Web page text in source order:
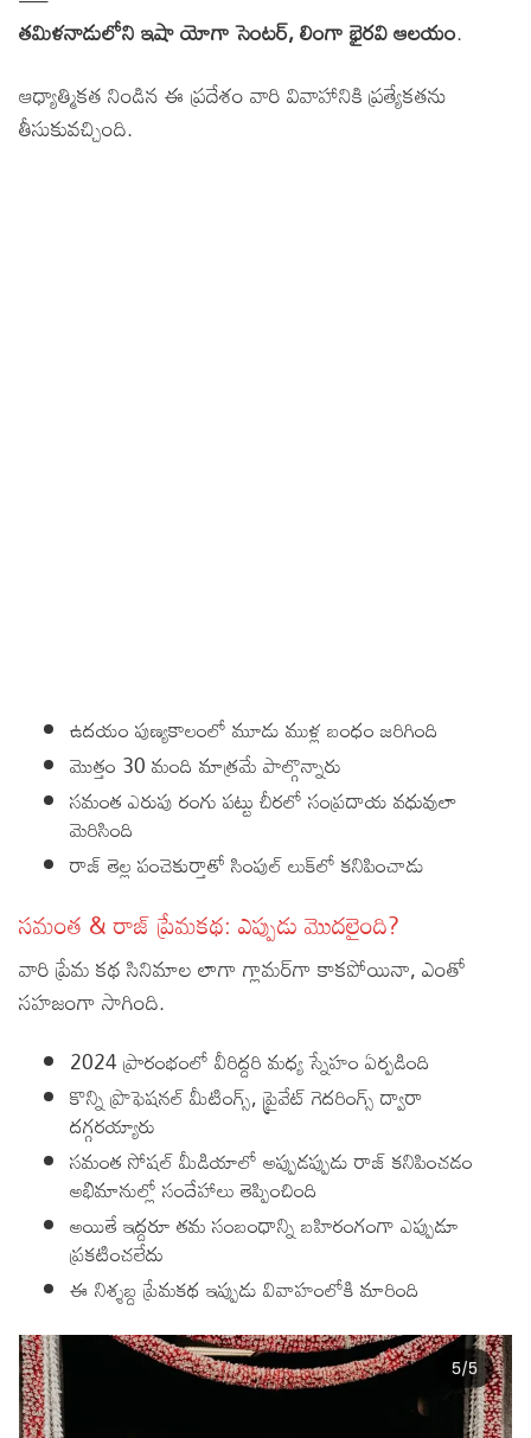
తమిళనాడులోని ఇషా యోగా సెంటర్, లింగా భైరవి ఆలయం.
ఆధ్యాత్మికత నిండిన ఈ ప్రదేశం వారి వివాహానికి ప్రత్యేకతను
తీసుకువచ్చింది.
ఉదయం పుణ్యకాలంలో మూడు ముళ్ల బంధం జరిగింది
మొత్తం 30 మంది మాత్రమే పాల్గొన్నారు
సమంత ఎరుపు రంగు పట్టు చీరలో సంప్రదాయ వధువులా
మెరిసింది
రాజ్ తెల్ల పంచెకుర్తాతో సింపుల్ లుక్‌లో కనిపించాడు
సమంత & రాజ్ ప్రేమకథ: ఎప్పుడు మొదలైంది?
వారి ప్రేమ కథ సినిమాల లాగా గ్లామర్‌గా కాకపోయినా, ఎంతో
సహజంగా సాగింది.
2024 ప్రారంభంలో వీరిద్దరి మధ్య స్నేహం ఏర్పడింది
కొన్ని ప్రొఫెషనల్ మీటింగ్స్, ప్రైవేట్ గెదరింగ్స్ ద్వారా
దగ్గరయ్యారు
సమంత సోషల్ మీడియాలో అప్పుడప్పుడు రాజ్ కనిపించడం
అభిమానుల్లో సందేహాలు తెప్పించింది
అయితే ఇద్దరూ తమ సంబంధాన్ని బహిరంగంగా ఎప్పుడూ
ప్రకటించలేదు
ఈ నిశ్శబ్ద ప్రేమకథ ఇప్పుడు వివాహంలోకి మారింది